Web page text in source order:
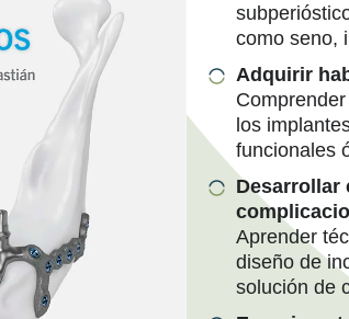
como seno,
Adquirir
los
funcionales
Desarrollar
Aprender
diseño de
solución de